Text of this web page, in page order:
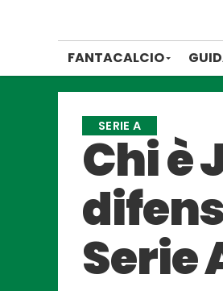
FANTACALCIO
SERIE A
Chi è
Serie